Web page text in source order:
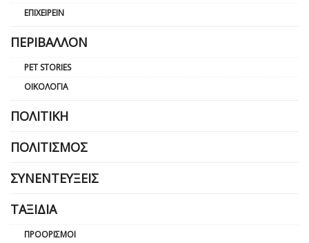
ΕΠΙΧΕΙΡΕΊΝ
ΠΕΡΙΒΆΛΛΟΝ
PET STORIES
ΟΙΚΟΛΟΓΊΑ
ΠΟΛΙΤΙΚΉ
ΠΟΛΙΤΙΣΜΌΣ
ΣΥΝΕΝΤΕΎΞΕΙΣ
ΤΑΞΊΔΙΑ
ΠΡΟΟΡΙΣΜΟΊ